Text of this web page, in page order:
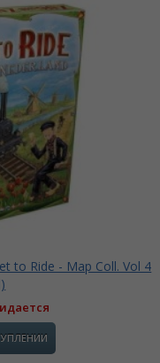
to Ride - Map Coll. Vol 4